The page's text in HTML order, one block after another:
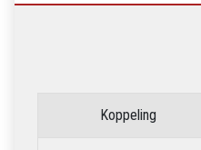
Koppeling